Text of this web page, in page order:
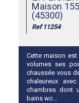
Maison
(45300)
Ref 11254
Cette maison
volumes ses
chaussée vous
chaleureux
chambres dont
bains wc...